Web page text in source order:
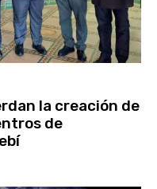
la creación de
de